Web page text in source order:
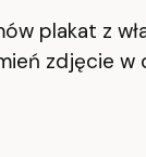
plakat z
zdjęcie w